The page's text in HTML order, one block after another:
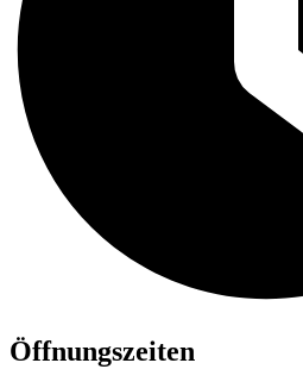
Öffnungszeiten